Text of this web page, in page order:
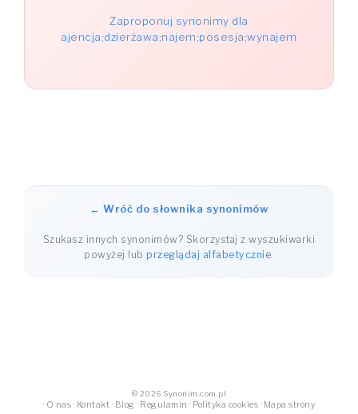
Zaproponuj synonimy dla
ajencja;dzierżawa;najem;posesja;wynajem
← Wróć do słownika synonimów
Szukasz innych synonimów? Skorzystaj z wyszukiwarki
powyżej lubprzeglądaj alfabetycznie.
© 2026 Synonim.com.pl
· O nas · Kontakt · Blog · Regulamin · Polityka cookies · Mapa strony